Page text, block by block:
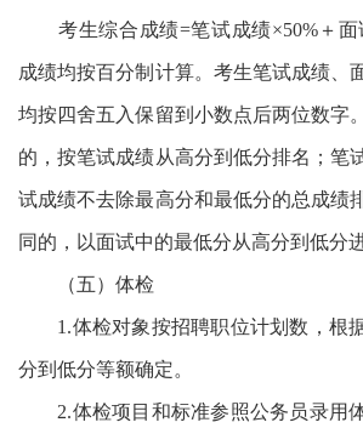
考生综合成绩=笔试成绩×50%＋面
成绩均按百分制计算。考生笔试成绩、
均按四舍五入保留到小数点后两位数字
的，按笔试成绩从高分到低分排名；笔
试成绩不去除最高分和最低分的总成绩
同的，以面试中的最低分从高分到低分
（五）体检
1.体检对象按招聘职位计划数，根
分到低分等额确定。
2.体检项目和标准参照公务员录用